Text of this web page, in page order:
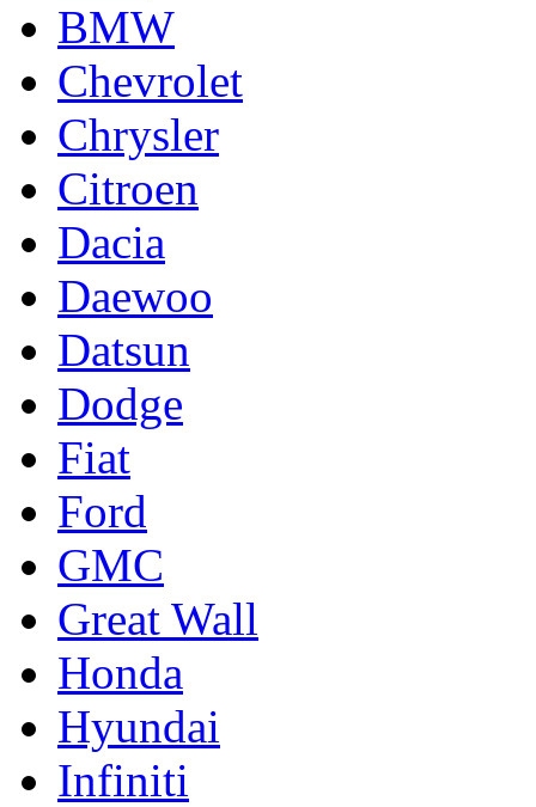
BMW
Chevrolet
Chrysler
Citroen
Dacia
Daewoo
Datsun
Dodge
Fiat
Ford
GMC
Great Wall
Honda
Hyundai
Infiniti